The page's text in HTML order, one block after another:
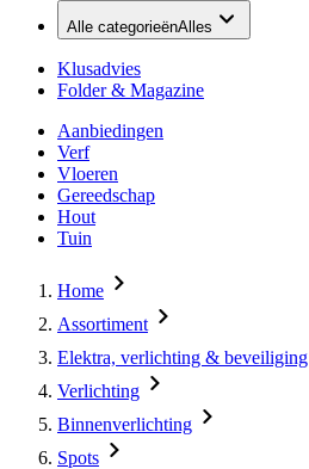
Alle categorieënAlles
Klusadvies
Folder & Magazine
Aanbiedingen
Verf
Vloeren
Gereedschap
Hout
Tuin
Home
Assortiment
Elektra, verlichting & beveiliging
Verlichting
Binnenverlichting
Spots